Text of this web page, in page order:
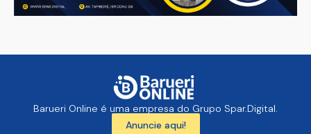
Barueri Online é uma empresa do Grupo Spar.Digital.
Anuncie aqui!